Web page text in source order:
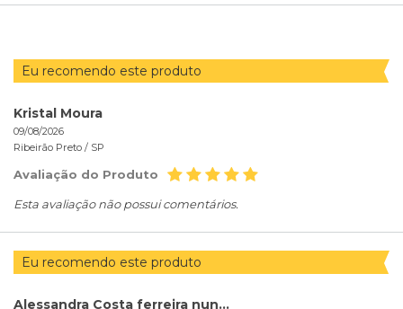
Eu recomendo este produto
Kristal Moura
09/08/2026
Ribeirão Preto / SP
Avaliação do Produto
Esta avaliação não possui comentários.
Eu recomendo este produto
Alessandra Costa ferreira nunes